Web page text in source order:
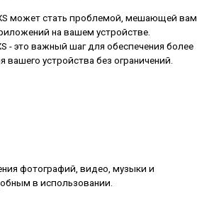
может стать проблемой, мешающей вам
на вашем устройстве.
- это важный шаг для обеспечения более
устройства без ограничений.
фотографий, видео, музыки и
в использовании.